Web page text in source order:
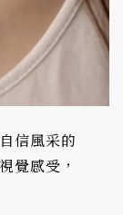
信風采的
覺感受，